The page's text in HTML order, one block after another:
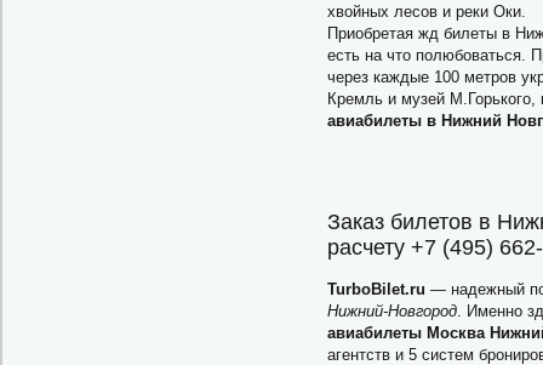
хвойных лесов и реки Оки.
Приобретая жд билеты в
есть на что полюбоваться.
через каждые 100 метров
Кремль и музей
авиабилеты в Нижний
Заказ билетов в
расчету +7 (495)
TurboBilet.ru — надежный
Нижний-Новгород. Именно
авиабилеты Москва
агентств и 5 систем